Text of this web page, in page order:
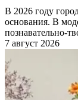
В 2026 году
основания. В
познавательно-
7 август 2026